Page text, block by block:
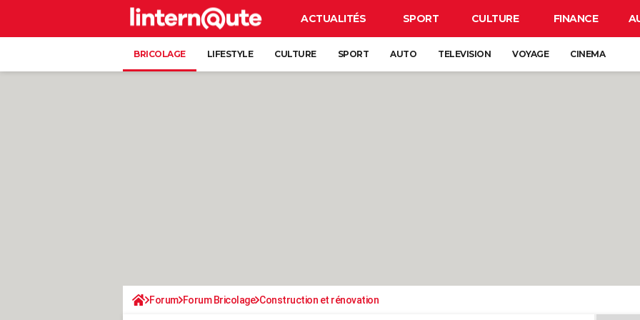
ACTUALITÉS SPORT CULTURE FINANCE
BRICOLAGE LIFESTYLE CULTURE SPORT AUTO TELEVISION VOYAGE CINEMA
Forum Forum Bricolage Construction et rénovation